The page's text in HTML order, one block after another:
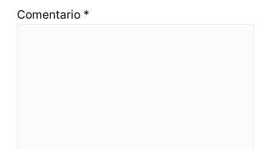
Comentario *